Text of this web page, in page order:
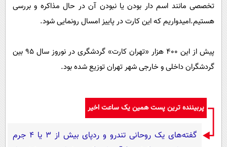
تخصصی مانند اسم دار بودن یا نبودن آن در حال مذاکره و بررسی
هستیم.امیدواریم که این کارت در پاییز امسال رونمایی شود.
پیش از این ۴۰۰ هزار «تهران کارت» گردشگری در نوروز سال ۹۵ بین
گردشگران داخلی و خارجی شهر تهران توزیع شده بود.
پربیننده ترین پست همین یک ساعت اخیر
گفته‌های یک روحانی تندرو و ردپای بیش از ۳ یا ۴ جرم